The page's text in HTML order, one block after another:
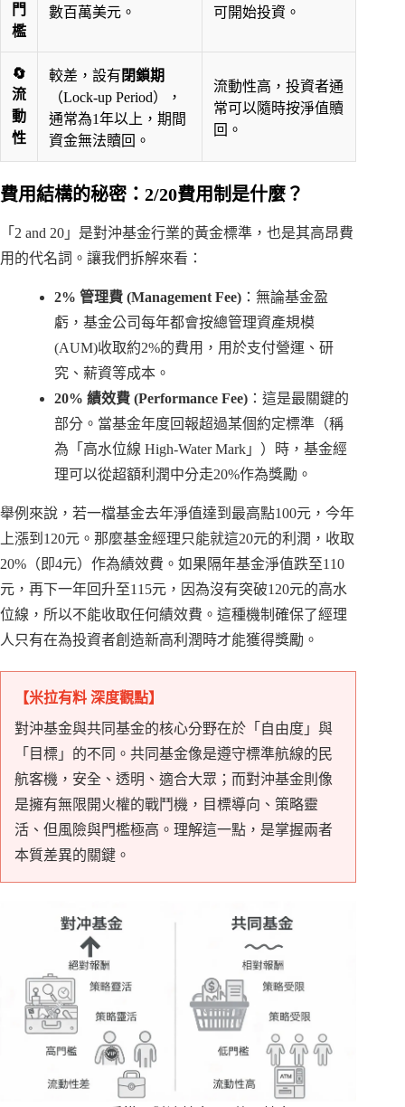
門
檻
數百萬美元。
可開始投資。
🔄
流
動
性
較差，設有 閉鎖期
（Lock-up Period），
通常為1年以上，期間
資金無法贖回。
流動性高，投資者通
常可以隨時按淨值贖
回。
費用結構的秘密：2/20費用制是什麼？
「2 and 20」是對沖基金行業的黃金標準，也是其高昂費
用的代名詞。讓我們拆解來看：
2% 管理費 (Management Fee) ：無論基金盈
虧，基金公司每年都會按總管理資產規模
(AUM)收取約2%的費用，用於支付營運、研
究、薪資等成本。
20% 績效費 (Performance Fee) ：這是最關鍵的
部分。當基金年度回報超過某個約定標準（稱
為「高水位線 High-Water Mark」）時，基金經
理可以從超額利潤中分走20%作為獎勵。
舉例來說，若一檔基金去年淨值達到最高點100元，今年
上漲到120元。那麼基金經理只能就這20元的利潤，收取
20%（即4元）作為績效費。如果隔年基金淨值跌至110
元，再下一年回升至115元，因為沒有突破120元的高水
位線，所以不能收取任何績效費。這種機制確保了經理
人只有在為投資者創造新高利潤時才能獲得獎勵。
【米拉有料 深度觀點】
對沖基金與共同基金的核心分野在於「自由度」與
「目標」的不同。共同基金像是遵守標準航線的民
航客機，安全、透明、適合大眾；而對沖基金則像
是擁有無限開火權的戰鬥機，目標導向、策略靈
活、但風險與門檻極高。理解這一點，是掌握兩者
本質差異的關鍵。